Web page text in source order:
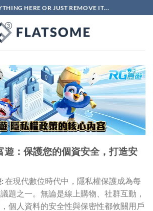
HERE OR JUST REMOVE IT...
遊：保護您的個資安全，打造安
在現代數位時代中，隱私權保護成為每
題之一。無論是線上購物、社群互動，
個人資料的安全性與保密性都攸關用戶